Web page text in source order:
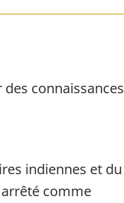
connaissances
indiennes et du
comme